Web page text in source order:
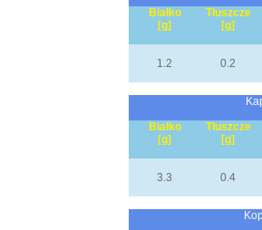
Białko
[g]
Tłuszcze
[g]
1.2 0.2
Białko
[g]
Tłuszcze
[g]
3.3 0.4